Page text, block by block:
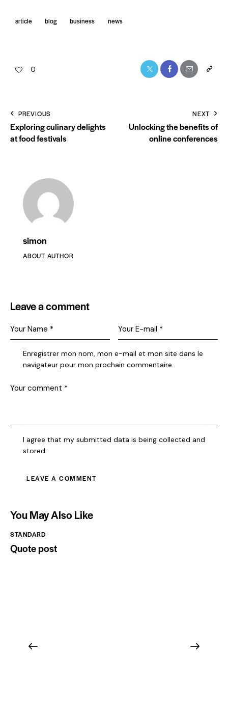
article blog business news
0
PREVIOUS
Exploring culinary delights
at food festivals
NEXT
Unlocking the benefits of
online conferences
simon
ABOUT AUTHOR
Leave a comment
Enregistrer mon nom, mon e-mail et mon site dans le
navigateur pour mon prochain commentaire.
I agree that my submitted data is being collected and
stored.
You May Also Like
STANDARD
Quote post